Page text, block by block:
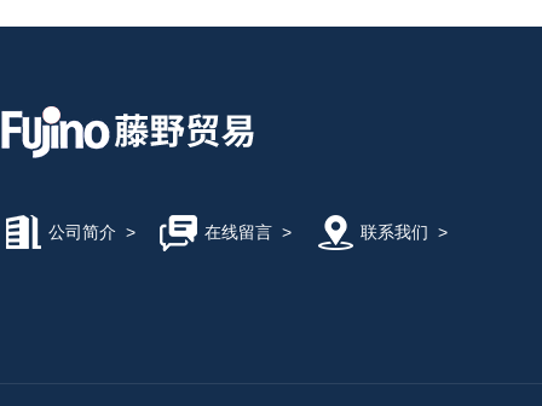
公司简介 > 在线留言> 联系我们 >